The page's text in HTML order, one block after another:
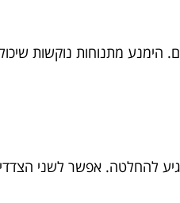
הימנע מתנוחות נוקשות
להחלטה. אפשר לשני